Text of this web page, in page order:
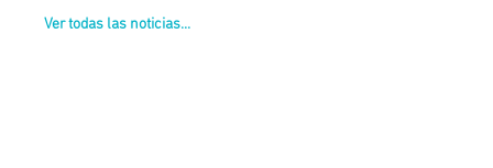
Ver todas las noticias...